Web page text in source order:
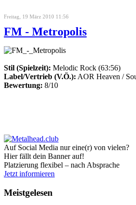
Freitag, 19 März 2010 11:56
FM - Metropolis
Stil (Spielzeit): Melodic Rock (63:56)
Label/Vertrieb (V.Ö.): AOR Heaven /
Bewertung: 8/10
Auf Social Media nur eine(r) von vielen?
Hier fällt dein Banner auf!
Platzierung flexibel – nach Absprache
Jetzt informieren
Meistgelesen